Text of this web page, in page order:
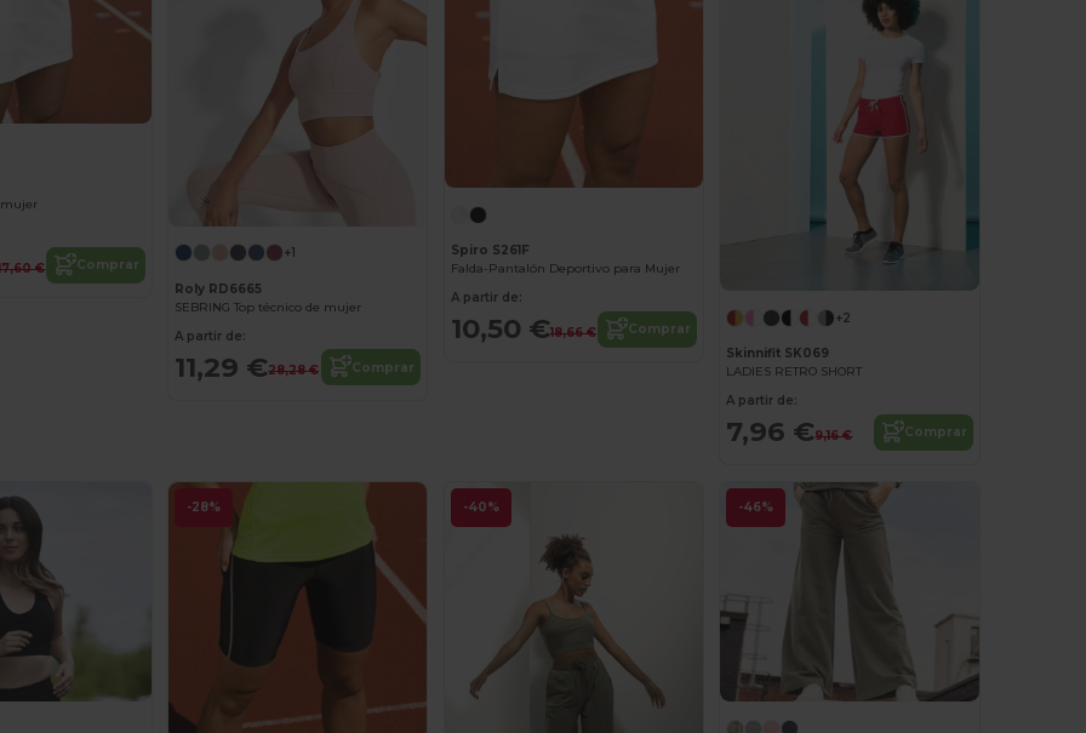
mujer
€ Comprar
+1
Roly RD6665
SEBRING Top técnico de mujer
A partir de:
11,29 €28,28 € Comprar
Spiro S261F
Falda-Pantalón Deportivo para Mujer
A partir de:
10,50 €18,66 € Comprar
+2
Skinnifit SK069
LADIES RETRO SHORT
A partir de:
7,96 €9,16 € Comprar
-28% -40% -46%